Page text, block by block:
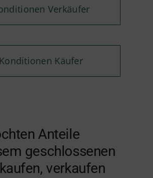
Verkäufer
Konditionen Käufer
Anteile
geschlossenen
verkaufen